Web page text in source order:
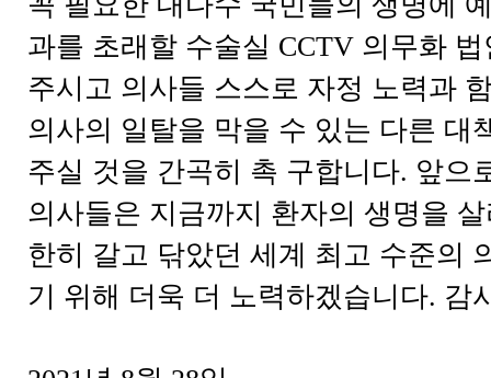
과를 초래할 수술실 CCTV 의무화
주시고 의사들 스스로 자정 노력과
의사의 일탈을 막을 수 있는 다른 대
주실 것을 간곡히 촉 구합니다. 앞으
의사들은 지금까지 환자의 생명을
한히 갈고 닦았던 세계 최고 수준의
기 위해 더욱 더 노력하겠습니다.